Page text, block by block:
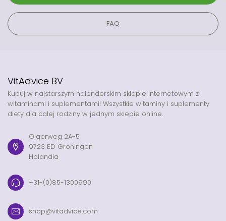
FAQ
VitAdvice BV
Kupuj w najstarszym holenderskim sklepie internetowym z
witaminami i suplementami! Wszystkie witaminy i suplementy
diety dla całej rodziny w jednym sklepie online.
Olgerweg 2A-5
9723 ED Groningen
Holandia
+31-(0)85-1300990
shop@vitadvice.com